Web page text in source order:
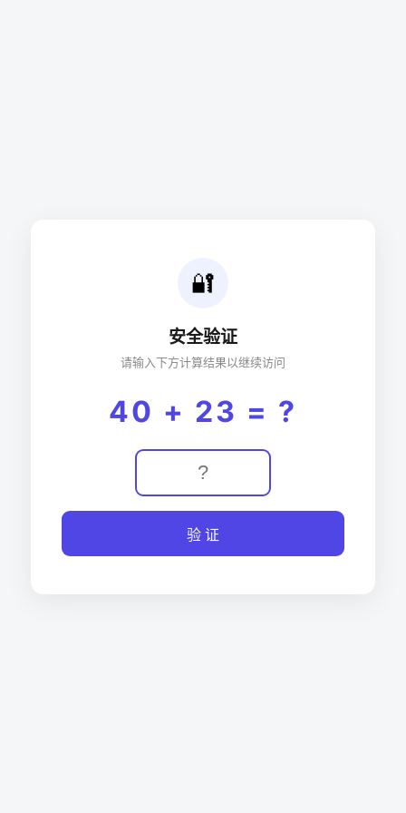
🔐
安全验证
请输入下方计算结果以继续访问
40 + 23 = ?
验 证